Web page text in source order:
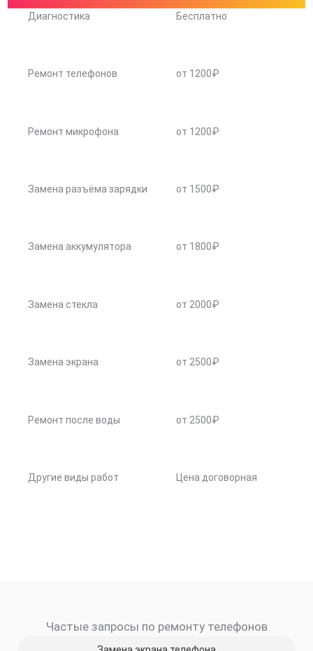
Диагностика Бесплатно
Ремонт телефонов от 1200₽
Ремонт микрофона от 1200₽
Замена разъёма зарядки от 1500₽
Замена аккумулятора от 1800₽
Замена стекла от 2000₽
Замена экрана от 2500₽
Ремонт после воды от 2500₽
Другие виды работ Цена договорная
Частые запросы по ремонту телефонов